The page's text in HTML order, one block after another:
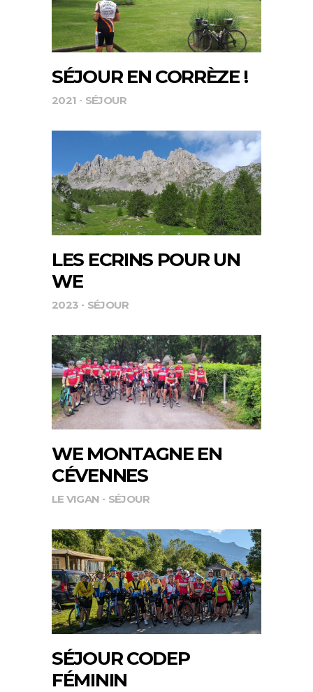
SÉJOUR EN CORRÈZE !
2021 SÉJOUR
LES ECRINS POUR UN
WE
2023 SÉJOUR
WE MONTAGNE EN
CÉVENNES
LE VIGAN SÉJOUR
SÉJOUR CODEP
FÉMININ